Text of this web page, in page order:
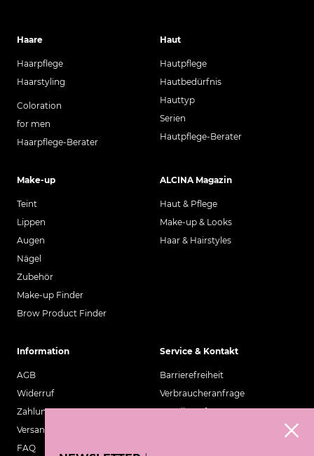
Haare
Haarpflege
Haarstyling
Coloration
for men
Haarpflege-Berater
Haut
Hautpflege
Hautbedürfnis
Hauttyp
Serien
Hautpflege-Berater
Make-up
Teint
Lippen
Augen
Nägel
Zubehör
Make-up Finder
Brow Product Finder
ALCINA Magazin
Haut & Pflege
Make-up & Looks
Haar & Hairstyles
Information
AGB
Widerruf
Zahlung
Versand
FAQ
Service & Kontakt
Barrierefreiheit
Verbraucheranfrage
Händleranfrage